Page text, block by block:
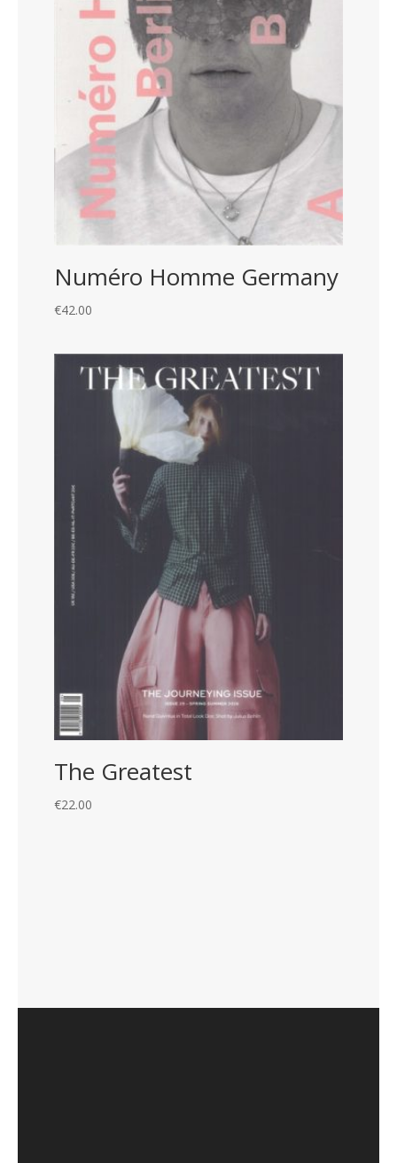
Numéro Homme Germany
€42.00
The Greatest
€22.00